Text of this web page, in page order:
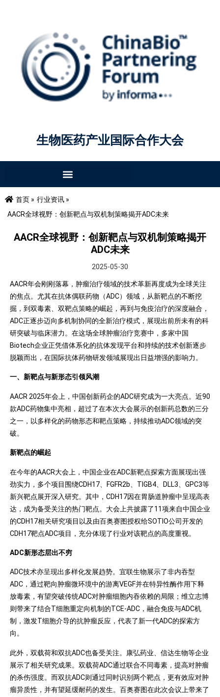
生物医药产业国际合作大会
首页 » 行业资讯 »
AACR全球视野：创新靶点与双机制策略揭开ADC未来
AACR全球视野：创新靶点与双机制策略揭开
ADC未来
2025-05-30
AACR年会刚刚落幕，肿瘤治疗领域的技术革新再度成为全球关注
的焦点。尤其在抗体偶联药物（ADC）领域，从新靶点的不断挖
掘，到双毒素、双靶点策略的崛起，再到与免疫治疗的深度融合，
ADC正逐步迈向多机制协同的全新治疗模式，展现出前所未有的科
研突破与临床潜力。在这场全球肿瘤治疗竞赛中，多家中国
Biotech企业正凭借体系化的抗体发现平台和持续的技术创新逐步
脱颖而出，在国际抗体药物研发领域展现出日益增强的影响力。
一、新靶点与新形态引领风潮
AACR 2025年会上，中国创新药企的ADC研究成为一大亮点。近90
款ADC药物集中亮相，超过了在本次大会展示的创新药总数的三分
之一，以多样化的药物形态和靶点策略，持续推动ADC领域的突
破。
新靶点的崛起
在今年的AACR大会上，中国企业在ADC新靶点探索方面展现出强
劲实力，多个项目围绕CDH17、FGFR2b、TIGB4、DLL3、GPC3等
新兴靶点展开深入研究。其中，CDH17因在胃肠道肿瘤中呈现高表
达，成为备受关注的热门靶点。大会上共披露了11项来自中国企业
的CDH17相关研究项目以及由百奥赛图授权给SOTIO公司开发的
CDH17靶点ADC项目，充分体现了行业对该靶点的高度重视。
ADC新形态层出不穷
ADC技术亦呈现出多样化发展趋势。宜联生物展示了非内吞型
ADC，通过靶向肿瘤微环境中的游离VEGF并在特异性酶作用下释
放毒素，有望突破传统ADC对肿瘤细胞内吞依赖的局限；维立志博
则带来了结合T细胞重定向机制的TCE-ADC，融合免疫与ADC机
制，激发T细胞介导的抗肿瘤反应，代表了新一代ADC的探索方
向。
此外，双载荷和双抗ADC也备受关注。康弘药业、信达生物等企业
展示了相关研究成果。双载荷ADC通过联合不同毒素，提高对肿瘤
的杀伤强度。而双抗ADC则通过同时识别两个靶点，更有效应对肿
瘤异质性，并有望延缓耐药的发生。百奥赛图在此次会议上带来了